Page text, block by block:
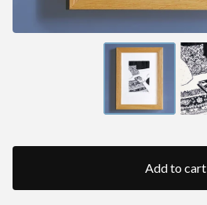
Add to cart